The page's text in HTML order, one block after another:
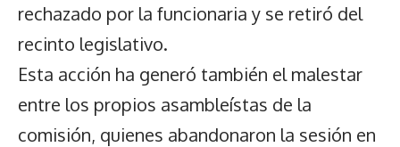
rechazado por la funcionaria y se retiró del
recinto legislativo.
Esta acción ha generó también el malestar
entre los propios asambleístas de la
comisión, quienes abandonaron la sesión en